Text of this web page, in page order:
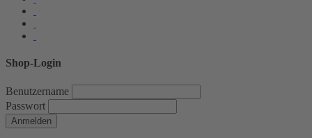
Shop-Login
Benutzername
Passwort
Anmelden